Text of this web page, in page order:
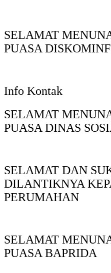
SELAMAT
PUASA
Info Kontak
SELAMAT
PUASA DINAS
SELAMAT DAN
DILANTIKNYA
PERUMAHAN
SELAMAT
PUASA BAPRIDA